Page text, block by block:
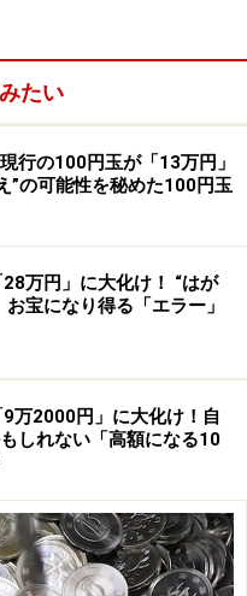
性宮家の創設など安定
ついて、皇族減少の事情
国会に報告する」とい
日、菅義偉首相が設置
り方を検討する有識者
法の附帯決議に示された
ように求められていま
え方をわかりやすい形
ました。
）、大橋真由美（上智大
たい
行の100円玉が「13万円」
”の可能性を秘めた100円玉
万円」に大化け！ “はが
宝になり得る「エラー」
万2000円」に大化け！自
しれない「高額になる10